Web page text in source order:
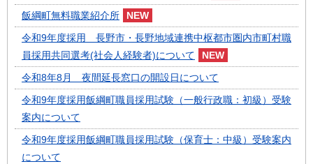
飯綱町無料職業紹介所
令和9年度採用 長野市・長野地域連携中枢都市圏内市町村職
員採用共同選考(社会人経験者)について
令和8年8月 夜間延長窓口の開設日について
令和9年度採用飯綱町職員採用試験（一般行政職：初級）受験
案内について
令和9年度採用飯綱町職員採用試験（保育士：中級）受験案内
について